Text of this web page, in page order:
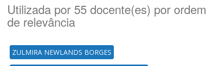
Utilizada por 55 docente(es) por ordem
de relevância
ZULMIRA NEWLANDS BORGES